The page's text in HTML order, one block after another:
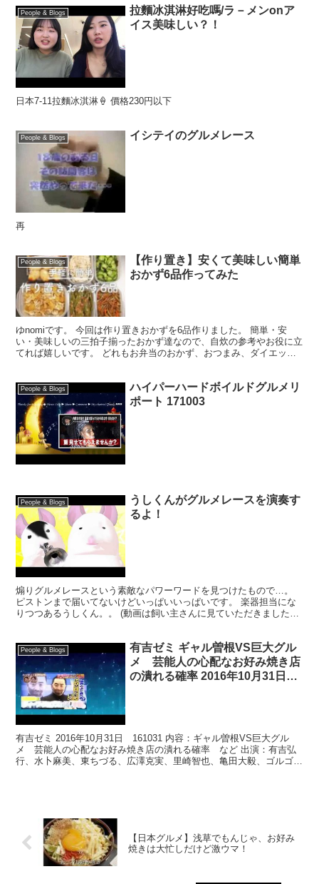
People & Blogs
拉麵冰淇淋好吃嗎/ラ－メンonア
イス美味しい？！
日本7-11拉麵冰淇淋🍦 價格230円以下
People & Blogs イシテイのグルメレース
再
People & Blogs
【作り置き】安くて美味しい簡単
おかず6品作ってみた
ゆnomiです。 今回は作り置きおかずを6品作りました。 簡単・安
い・美味しいの三拍子揃ったおかず達なので、自炊の参考やお役に立
てれば嬉しいです。 どれもお弁当のおかず、おつまみ、ダイエット
People & Blogs
ハイパーハードボイルドグルメリ
ポート 171003
People & Blogs
うしくんがグルメレースを演奏す
るよ！
煽りグルメレースという素敵なパワーワードを見つけたもので…。
ピストンまで届いてないけどいっぱいいっぱいです。 楽器担当にな
りつつあるうしくん。。 (動画は飼い主さんに見ていただきました…
People & Blogs
有吉ゼミ ギャル曽根VS巨大グル
メ 芸能人の心配なお好み焼き店
の潰れる確率 2016年10月31日
有吉ゼミ 2016年10月31日 161031 内容：ギャル曽根VS巨大グル
メ 芸能人の心配なお好み焼き店の潰れる確率 など 出演：有吉弘
行、水卜麻美、東ちづる、広澤克実、里崎智也、亀田大毅、ゴルゴ松
【日本グルメ】浅草でもんじゃ、お好み
焼きは大忙しだけど激ウマ！